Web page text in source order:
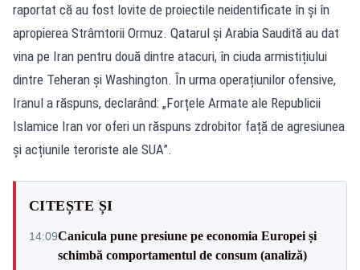
raportat că au fost lovite de proiectile neidentificate în și în
apropierea Strâmtorii Ormuz. Qatarul și Arabia Saudită au dat
vina pe Iran pentru două dintre atacuri, în ciuda armistițiului
dintre Teheran și Washington. În urma operațiunilor ofensive,
Iranul a răspuns, declarând: „Forțele Armate ale Republicii
Islamice Iran vor oferi un răspuns zdrobitor față de agresiunea
și acțiunile teroriste ale SUA”.
CITEȘTE ȘI
14:09Canicula pune presiune pe economia Europei și
schimbă comportamentul de consum (analiză)